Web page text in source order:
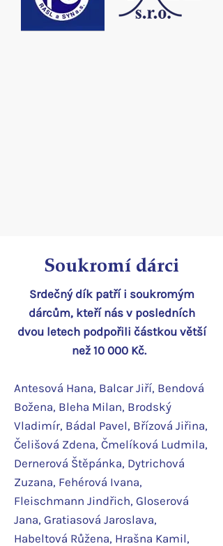
Soukromí dárci
Srdečný dík patří i soukromým
dárcům, kteří nás v posledních
dvou letech podpořili částkou větší
než 10 000 Kč.
Antesová Hana, Balcar Jiří, Bendová
Božena, Bleha Milan, Brodský
Vladimír, Bádal Pavel, Břízová Jiřina,
Čelišová Zdena, Čmelíková Ludmila,
Dernerová Štěpánka, Dytrichová
Zuzana, Fehérová Ivana,
Fleischmann Jindřich, Gloserová
Jana, Gratiasová Jaroslava,
Habeltová Růžena, Hrašna Kamil,